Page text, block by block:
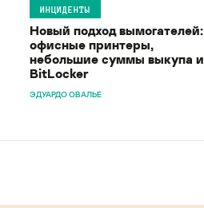
ИНЦИДЕНТЫ
Новый подход вымогателей:
офисные принтеры,
небольшие суммы выкупа и
BitLocker
ЭДУАРДО ОВАЛЬЕ